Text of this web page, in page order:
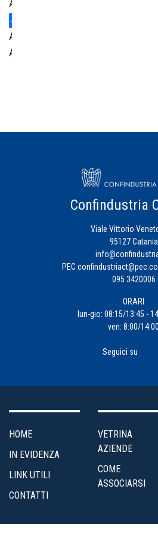
Ambiente
Area
Amministrativa
Credito
Internazionalizzazione
Marketing
e
Servizi
Soci
Confindustria
Viale Vittorio
95127 Catania
PEC
095 3420006
ORARI
lun-gio: 08:15/13:45 -
ven: 8:00/14:00
Seguici su
HOME
IN EVIDENZA
LINK UTILI
CONTATTI
VETRINA
AZIENDE
COME
ASSOCIARSI